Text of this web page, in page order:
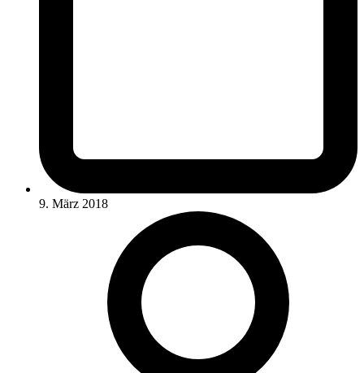
9. März 2018